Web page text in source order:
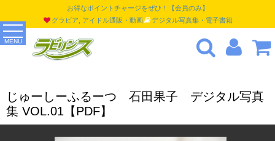
MENU
お得なポイントチャージをぜひ！【会員のみ】
グラビア, アイドル通販・動画
デジタル写真集・電子書籍
じゅーしーふるーつ 石田果子 デジタル写真
集 VOL.01【PDF】